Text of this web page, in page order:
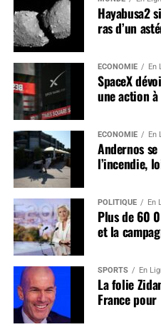
Hayabusa2
ras d’un
ÉCONOMIE En
SpaceX
une action
ÉCONOMIE En
Andernos
l’incendie,
POLITIQUE En
Plus de 60
et la
SPORTS En
La folie
France pour